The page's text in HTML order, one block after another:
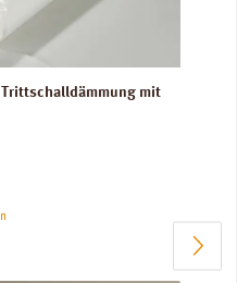
Trittschalldämmung mit